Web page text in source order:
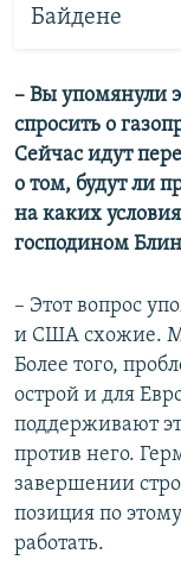
Байдене
– Вы упомянули
спросить о
Сейчас идут
о том, будут ли
на каких
господином
– Этот вопрос
и США схожие.
Более того,
острой и для
поддерживают
против него.
завершении
позиция по
работать.